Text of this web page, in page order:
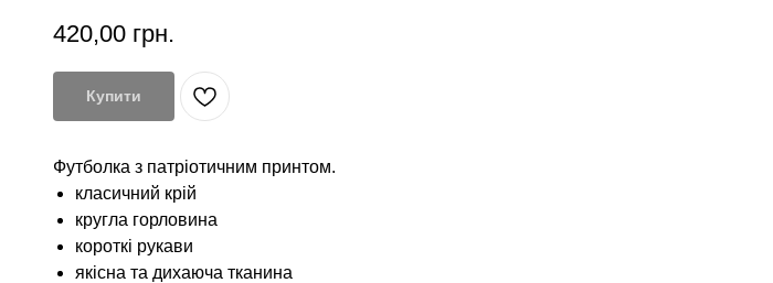
420,00 грн.
Купити
Футболка з патріотичним принтом.
класичний крій
кругла горловина
короткі рукави
якісна та дихаюча тканина